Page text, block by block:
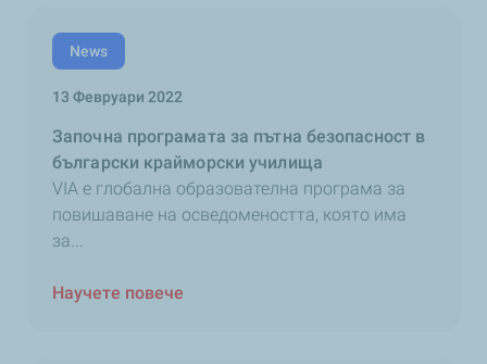
News
13 Февруари 2022
Започна програмата за пътна безопасност в
български крайморски училища
VIA е глобална образователна програма за
повишаване на осведомеността, която има
за...
Научете повече